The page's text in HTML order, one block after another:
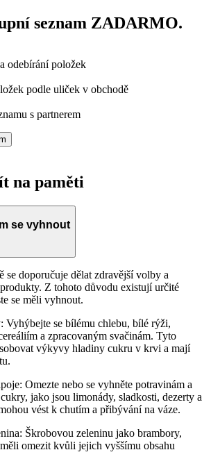
seznam ZADARMO.
odebírání položek
podle uliček v obchodě
s partnerem
na paměti
se vyhnout
se doporučuje dělat zdravější volby a
Z tohoto důvodu existují určité
se měli vyhnout.
Vyhýbejte se bílému chlebu, bílé rýži,
a zpracovaným svačinám. Tyto
výkyvy hladiny cukru v krvi a mají
Omezte nebo se vyhněte potravinám a
jako jsou limonády, sladkosti, dezerty a
vést k chutím a přibývání na váze.
Škrobovou zeleninu jako brambory,
omezit kvůli jejich vyššímu obsahu